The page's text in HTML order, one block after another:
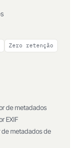
Zero retenção
de metadados
EXIF
de metadados de